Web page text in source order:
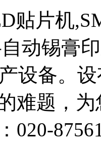
贴片机
动锡膏
设备。
难题，
020-